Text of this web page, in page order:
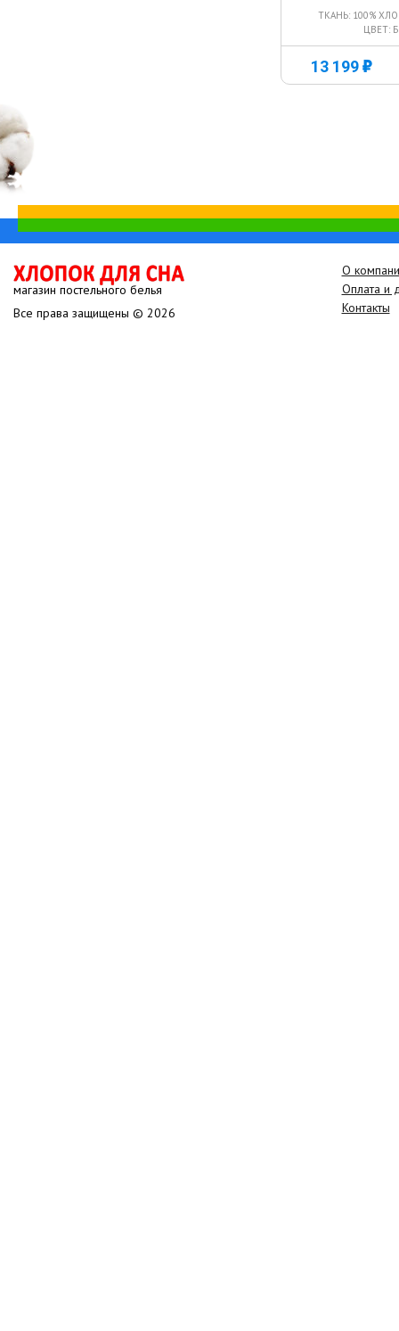
ТКАНЬ: 100%
ЦВЕТ:
13 199г
магазин постельного белья
Все права защищены © 2026
О
Оплата и
Контакты